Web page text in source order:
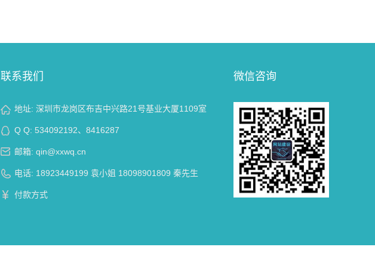
微信咨询
联系我们
地址: 深圳市龙岗区布吉中兴路21号基业大厦1109室
Q Q: 534092192、 8416287
邮箱: qin@xxwq.cn
电话: 18923449199 袁小姐 18098901809 秦先生
付款方式